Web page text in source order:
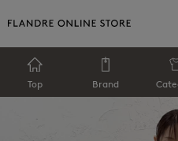
Top Brand